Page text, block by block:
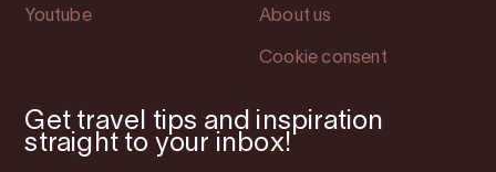
Youtube About us
Cookie consent
Get travel tips and inspiration
straight to your inbox!